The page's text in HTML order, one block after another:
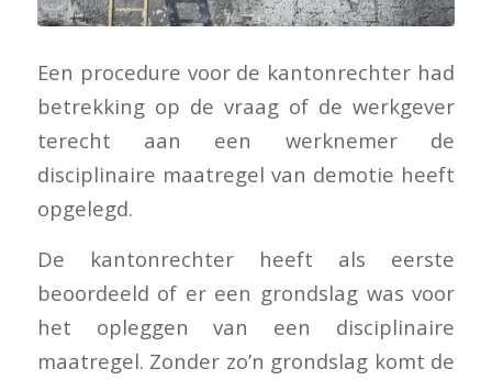
Een procedure voor de kantonrechter had
betrekking op de vraag of de werkgever
terecht aan een werknemer de
disciplinaire maatregel van demotie heeft
opgelegd.
De kantonrechter heeft als eerste
beoordeeld of er een grondslag was voor
het opleggen van een disciplinaire
maatregel. Zonder zo’n grondslag komt de